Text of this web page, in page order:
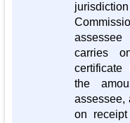
carries
certificate
the
assessee,
on